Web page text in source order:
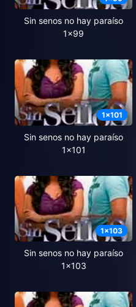
Sin senos no hay paraíso
1x99
1x101
Sin senos no hay paraíso
1x101
1x103
Sin senos no hay paraíso
1x103